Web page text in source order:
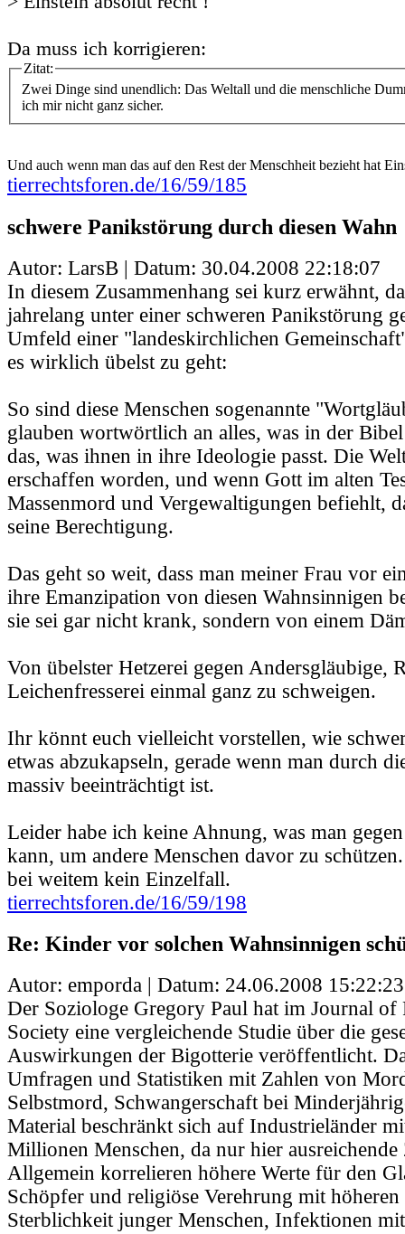
Da muss ich korrigieren:
Zitat:
Zwei Dinge sind unendlich: Das Weltall und die menschliche
ich mir nicht ganz sicher.
Und auch wenn man das auf den Rest der Menschheit bezieht hat
tierrechtsforen.de/16/59/185
schwere Panikstörung durch diesen Wahn
Autor: LarsB | Datum: 30.04.2008 22:18:07
In diesem Zusammenhang sei kurz erwähnt,
jahrelang unter einer schweren Panikstörung
Umfeld einer "landeskirchlichen
es wirklich übelst zu geht:
So sind diese Menschen sogenannte
glauben wortwörtlich an alles, was in der
das, was ihnen in ihre Ideologie passt. Die
erschaffen worden, und wenn Gott im alten
Massenmord und Vergewaltigungen befiehlt,
seine Berechtigung.
Das geht so weit, dass man meiner Frau vor
ihre Emanzipation von diesen Wahnsinnigen
sie sei gar nicht krank, sondern von einem
Von übelster Hetzerei gegen Andersgläubige,
Leichenfresserei einmal ganz zu schweigen.
Ihr könnt euch vielleicht vorstellen, wie
etwas abzukapseln, gerade wenn man durch
massiv beeinträchtigt ist.
Leider habe ich keine Ahnung, was man
kann, um andere Menschen davor zu
bei weitem kein Einzelfall.
tierrechtsforen.de/16/59/198
Re: Kinder vor solchen Wahnsinnigen
Autor: emporda | Datum: 24.06.2008 15:22:23
Der Soziologe Gregory Paul hat im Journal of
Society eine vergleichende Studie über die
Auswirkungen der Bigotterie veröffentlicht.
Umfragen und Statistiken mit Zahlen von
Selbstmord, Schwangerschaft bei
Material beschränkt sich auf Industrieländer
Millionen Menschen, da nur hier
Allgemein korrelieren höhere Werte für den
Schöpfer und religiöse Verehrung mit
Sterblichkeit junger Menschen, Infektionen